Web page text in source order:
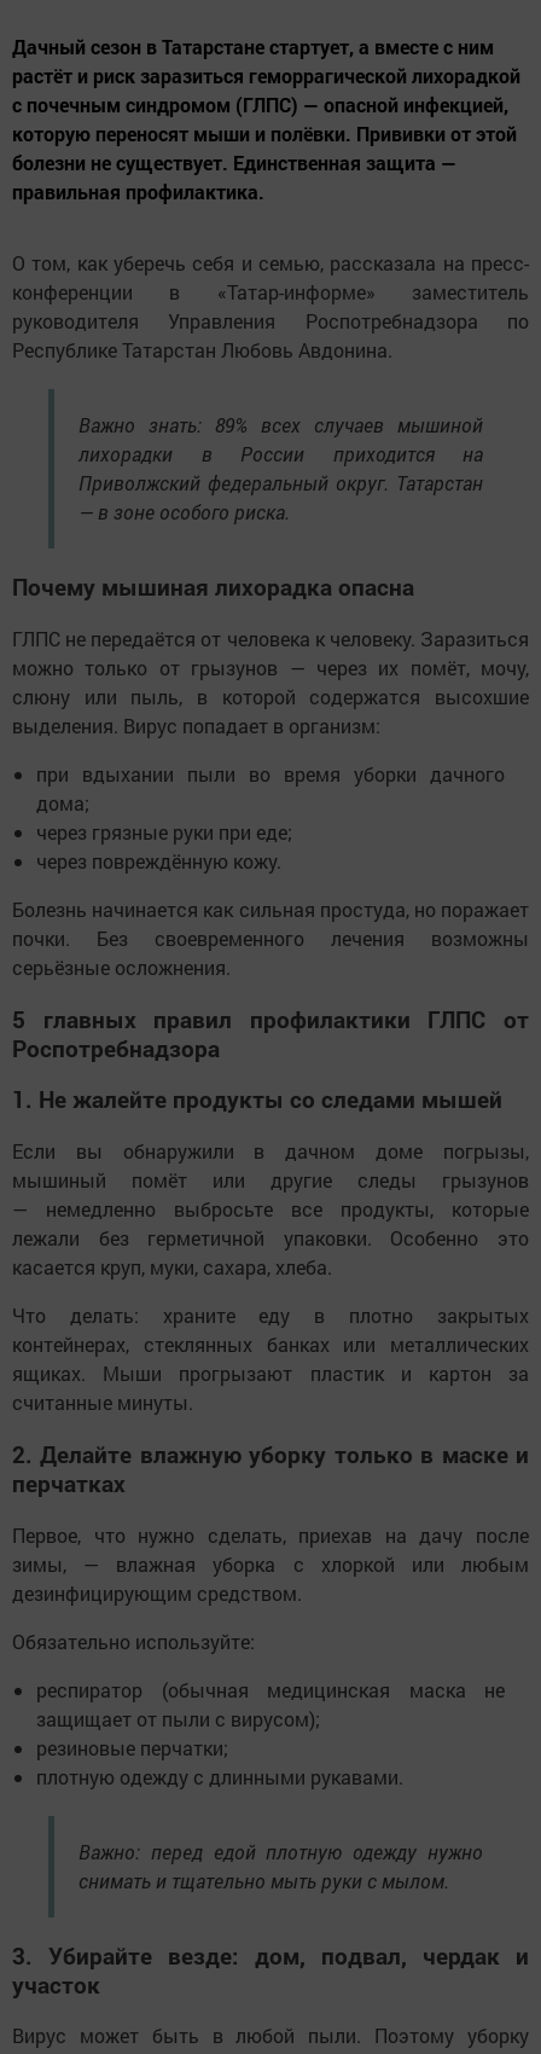
Дачный сезон в Татарстане стартует, а вместе с ним
растёт и риск заразиться геморрагической лихорадкой
с почечным синдромом (ГЛПС) — опасной инфекцией,
которую переносят мыши и полёвки. Прививки от этой
болезни не существует. Единственная защита —
правильная профилактика.
О том, как уберечь себя и семью, рассказала на пресс-
конференции в «Татар-информе» заместитель
руководителя Управления Роспотребнадзора по
Республике Татарстан Любовь Авдонина.
Важно знать: 89% всех случаев мышиной
лихорадки в России приходится на
Приволжский федеральный округ. Татарстан
— в зоне особого риска.
Почему мышиная лихорадка опасна
ГЛПС не передаётся от человека к человеку. Заразиться
можно только от грызунов — через их помёт, мочу,
слюну или пыль, в которой содержатся высохшие
выделения. Вирус попадает в организм:
при вдыхании пыли во время уборки дачного
дома;
через грязные руки при еде;
через повреждённую кожу.
Болезнь начинается как сильная простуда, но поражает
почки. Без своевременного лечения возможны
серьёзные осложнения.
5 главных правил профилактики ГЛПС от
Роспотребнадзора
1. Не жалейте продукты со следами мышей
Если вы обнаружили в дачном доме погрызы,
мышиный помёт или другие следы грызунов
— немедленно выбросьте все продукты, которые
лежали без герметичной упаковки. Особенно это
касается круп, муки, сахара, хлеба.
Что делать: храните еду в плотно закрытых
контейнерах, стеклянных банках или металлических
ящиках. Мыши прогрызают пластик и картон за
считанные минуты.
2. Делайте влажную уборку только в маске и
перчатках
Первое, что нужно сделать, приехав на дачу после
зимы, — влажная уборка с хлоркой или любым
дезинфицирующим средством.
Обязательно используйте:
респиратор (обычная медицинская маска не
защищает от пыли с вирусом);
резиновые перчатки;
плотную одежду с длинными рукавами.
Важно: перед едой плотную одежду нужно
снимать и тщательно мыть руки с мылом.
3. Убирайте везде: дом, подвал, чердак и
участок
Вирус может быть в любой пыли. Поэтому уборку